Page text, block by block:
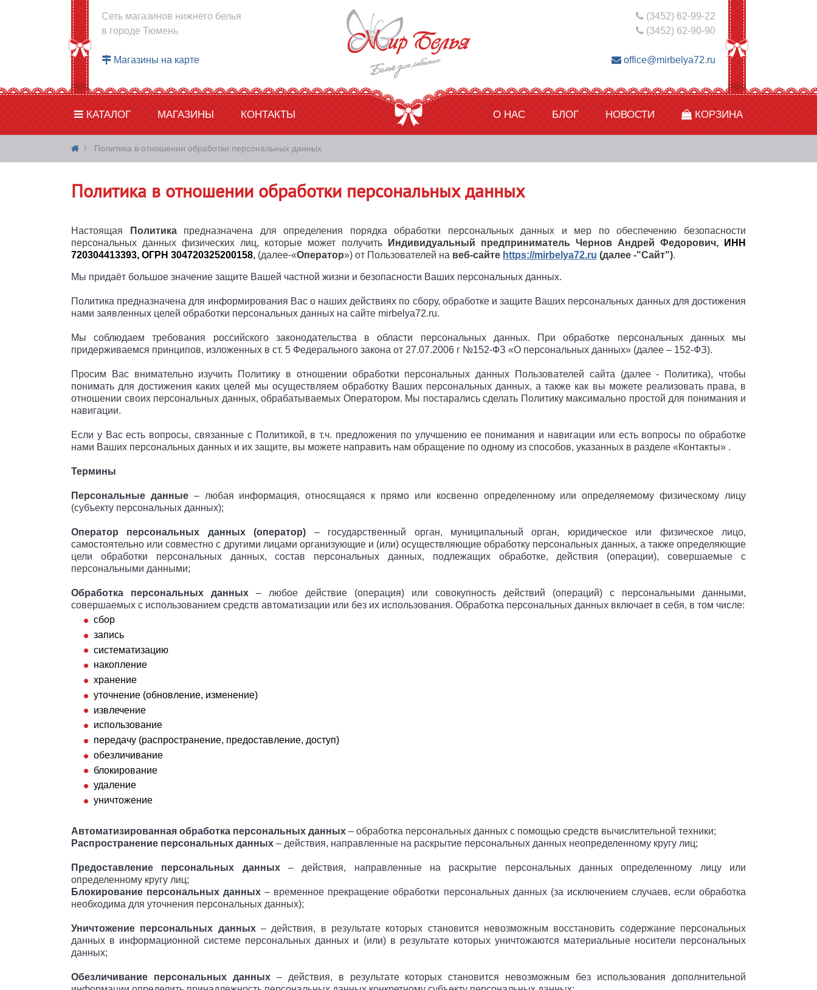
Сеть магазинов нижнего белья
в городе Тюмень
Магазины на карте
(3452) 62-99-22
(3452) 62-90-90
office@mirbelya72.ru
КАТАЛОГ МАГАЗИНЫ КОНТАКТЫ О НАС БЛОГ НОВОСТИ КОРЗИНА
Политика в отношении обработки персональных данных
Политика в отношении обработки персональных данных
Настоящая Политика предназначена для определения порядка обработки персональных данных и мер по обеспечению безопасности
персональных данных физических лиц, которые может получить
Индивидуальный предприниматель Чернов Андрей Федорович,
ИНН
720304413393, ОГРН 304720325200158, (далее-«Оператор») от Пользователей на веб-сайте https://mirbelya72.ru (далее -"Сайт").
Мы придаёт большое значение защите Вашей частной жизни и безопасности Ваших персональных данных.
Политика предназначена для информирования Вас о наших действиях по сбору, обработке и защите Ваших персональных данных для достижения
нами заявленных целей обработки персональных данных на сайте mirbelya72.ru.
Мы соблюдаем требования российского законодательства в области персональных данных. При обработке персональных данных мы
придерживаемся принципов, изложенных в ст. 5 Федерального закона от 27.07.2006 г №152-ФЗ «О персональных данных» (далее – 152-ФЗ).
Просим Вас внимательно изучить Политику в отношении обработки персональных данных Пользователей сайта (далее - Политика), чтобы
понимать для достижения каких целей мы осуществляем обработку Ваших персональных данных, а также как вы можете реализовать права, в
отношении своих персональных данных, обрабатываемых Оператором. Мы постарались сделать Политику максимально простой для понимания и
навигации.
Если у Вас есть вопросы, связанные с Политикой, в т.ч. предложения по улучшению ее понимания и навигации или есть вопросы по обработке
нами Ваших персональных данных и их защите, вы можете направить нам обращение по одному из способов, указанных в разделе «Контакты» .
Термины
Персональные данные– любая информация, относящаяся к прямо или косвенно определенному или определяемому физическому лицу
(субъекту персональных данных);
Оператор персональных данных (оператор) – государственный орган, муниципальный орган, юридическое или физическое лицо,
самостоятельно или совместно с другими лицами организующие и (или) осуществляющие обработку персональных данных, а также определяющие
цели обработки персональных данных, состав персональных данных, подлежащих обработке, действия (операции), совершаемые с
персональными данными;
Обработка персональных данных – любое действие (операция) или совокупность действий (операций) с персональными данными,
совершаемых с использованием средств автоматизации или без их использования. Обработка персональных данных включает в себя, в том числе:
сбор
запись
систематизацию
накопление
хранение
уточнение (обновление, изменение)
извлечение
использование
передачу (распространение, предоставление, доступ)
обезличивание
блокирование
удаление
уничтожение
Автоматизированная обработка персональных данных – обработка персональных данных с помощью средств вычислительной техники;
Распространение персональных данных – действия, направленные на раскрытие персональных данных неопределенному кругу лиц;
Предоставление персональных данных– действия, направленные на раскрытие персональных данных определенному лицу или
определенному кругу лиц;
Блокирование персональных данных – временное прекращение обработки персональных данных (за исключением случаев, если обработка
необходима для уточнения персональных данных);
Уничтожение персональных данных– действия, в результате которых становится невозможным восстановить содержание персональных
данных в информационной системе персональных данных и (или) в результате которых уничтожаются материальные носители персональных
данных;
Обезличивание персональных данных– действия, в результате которых становится невозможным без использования дополнительной